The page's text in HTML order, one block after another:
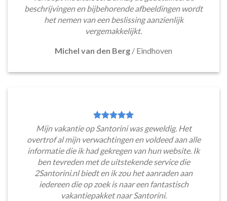
beschrijvingen en bijbehorende afbeeldingen wordt
het nemen van een beslissing aanzienlijk
vergemakkelijkt.
Michel van den Berg / Eindhoven
Mijn vakantie op Santorini was geweldig. Het
overtrof al mijn verwachtingen en voldeed aan alle
informatie die ik had gekregen van hun website. Ik
ben tevreden met de uitstekende service die
2Santorini.nl biedt en ik zou het aanraden aan
iedereen die op zoek is naar een fantastisch
vakantiepakket naar Santorini.